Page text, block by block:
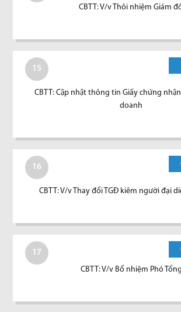
CBTT: V/v Thôi nhiệm Giám
15
CBTT: Cập nhật thông tin Giấy chứng
doanh
16
CBTT: V/v Thay đổi TGĐ kiêm người đại
17
CBTT: V/v Bổ nhiệm Phó